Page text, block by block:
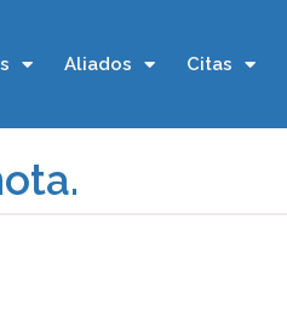
Aliados Citas